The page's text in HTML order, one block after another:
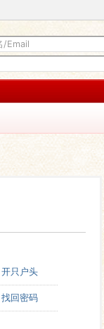
开只户头
找回密码